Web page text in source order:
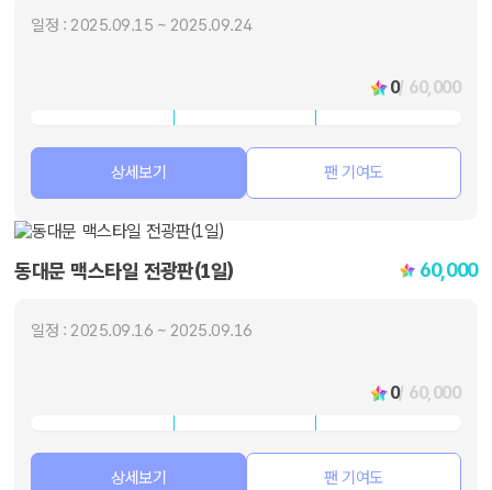
일정 : 2025.09.15 ~ 2025.09.24
0/ 60,000
상세보기 팬 기여도
동대문 맥스타일 전광판(1일) 60,000
일정 : 2025.09.16 ~ 2025.09.16
0/ 60,000
상세보기 팬 기여도